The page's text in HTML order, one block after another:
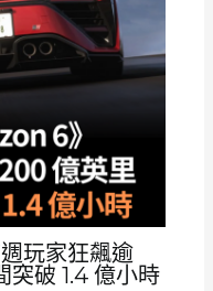
玩家狂飆逾
破 1.4 億小時